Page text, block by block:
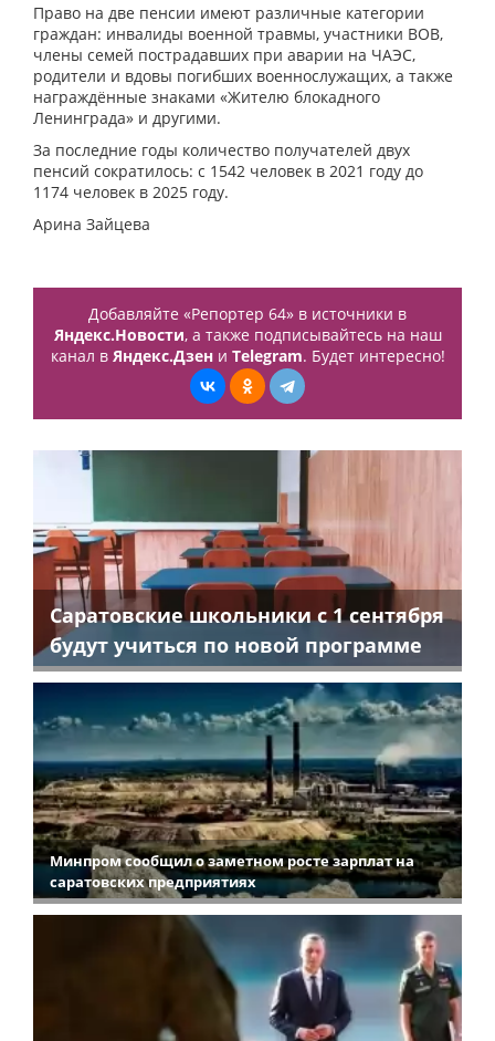
Право на две пенсии имеют различные категории
граждан: инвалиды военной травмы, участники ВОВ,
члены семей пострадавших при аварии на ЧАЭС,
родители и вдовы погибших военнослужащих, а также
награждённые знаками «Жителю блокадного
Ленинграда» и другими.
За последние годы количество получателей двух
пенсий сократилось: с 1542 человек в 2021 году до
1174 человек в 2025 году.
Арина Зайцева
Добавляйте «Репортер 64» в источники в
Яндекс.Новости, а также подписывайтесь на наш
канал в Яндекс.Дзени Telegram. Будет интересно!
Саратовские школьники с 1 сентября
будут учиться по новой программе
Минпром сообщил о заметном росте зарплат на
саратовских предприятиях